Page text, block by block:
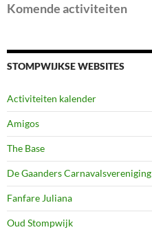
Komende activiteiten
STOMPWIJKSE WEBSITES
Activiteiten kalender
Amigos
The Base
De Gaanders Carnavalsvereniging
Fanfare Juliana
Oud Stompwijk